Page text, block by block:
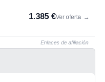
1.385 €Ver oferta →
Enlaces de afiliación